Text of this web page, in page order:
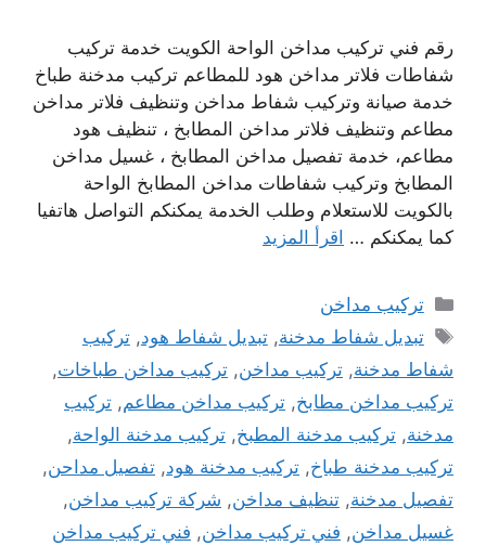
رقم فني تركيب مداخن الواحة الكويت خدمة تركيب
شفاطات فلاتر مداخن هود للمطاعم تركيب مدخنة طباخ
خدمة صيانة وتركيب شفاط مداخن وتنظيف فلاتر مداخن
مطاعم وتنظيف فلاتر مداخن المطابخ ، تنظيف هود
مطاعم، خدمة تفصيل مداخن المطابخ ، غسيل مداخن
المطابخ وتركيب شفاطات مداخن المطابخ الواحة
بالكويت للاستعلام وطلب الخدمة يمكنكم التواصل هاتفيا
كما يمكنكم … اقرأ المزيد
التصنيفات
تركيب مداخن
الوسوم
تبديل شفاط مدخنة,تبديل شفاط هود,تركيب
شفاط مدخنة, تركيب مداخن, تركيب مداخن طباخات,
تركيب مداخن مطابخ, تركيب مداخن مطاعم, تركيب
مدخنة, تركيب مدخنة المطبخ, تركيب مدخنة الواحة,
تركيب مدخنة طباخ, تركيب مدخنة هود, تفصيل مداحن,
تفصيل مدخنة, تنظيف مداخن, شركة تركيب مداخن,
غسيل مداخن, فني تركيب مداخن, فني تركيب مداخن